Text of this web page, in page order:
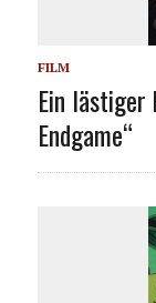
FILM
Ein
Endgame“